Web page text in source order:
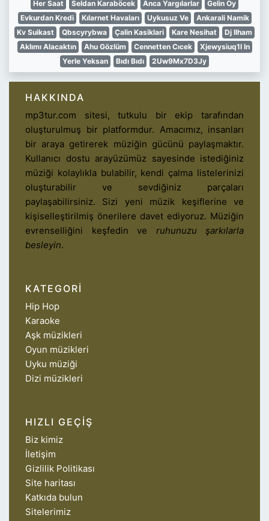
Her Saat
Seldan Karaböcek Anca Yargılarlar
Gelin Oy
Evkurdan Kredi
Kılarnet Havaları Uykusuz Ve
Ankarali Namik
Kv Suikast
Qbscyrybwa Çalin Kasiklari Kare Nesihat
Dj Ilham
Aklımı Alacaktın
Ahu Gözlüm Cennetten Cıcek
Xjewysiuq1I In
Yerle Yeksan
Bıdı Bıdı 2Uw9Mx7D3Jy
HAKKINDA
mp3tur.com sitesi, tutkulu bir ekip tarafından
oluşturulmuş bir platformdur. Amacımız, insanları
bir araya getirerek müziğin gücünü paylaşmaktır.
Kullanıcı dostu arayüzümüz sayesinde istediğiniz
müziği kolaylıkla bulabilir, kendi çalma listelerinizi
oluşturabilir ve sevdiğiniz parçaları
paylaşabilirsiniz. Sizi yeni müzik keşiflerine ve
kişiselleştirilmiş önerilere davet ediyoruz. Müziğin
evrenselliğini keşfedin ve ruhunuzu şarkılarla
besleyin.
KATEGORI
Hip Hop
Karaoke
Aşk müzikleri
Oyun müzikleri
Uyku müziği
Dizi müzikleri
HIZLI GEÇIŞ
Biz kimiz
İletişim
Gizlilik Politikası
Site haritası
Katkıda bulun
Sitelerimiz